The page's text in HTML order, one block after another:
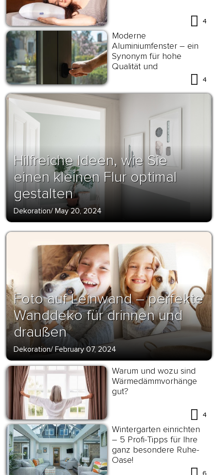
4
Moderne
Aluminiumfenster – ein
Synonym für hohe
Qualität und
4
Hilfreiche Ideen, wie Sie
einen kleinen Flur optimal
gestalten
Dekoration/ May 20, 2024
Foto auf Leinwand – perfekte
Wanddeko für drinnen und
draußen
Dekoration/ February 07, 2024
Warum und wozu sind
Wärmedämmvorhänge
gut?
4
Wintergarten einrichten
– 5 Profi-Tipps für Ihre
ganz besondere Ruhe-
Oase!
6